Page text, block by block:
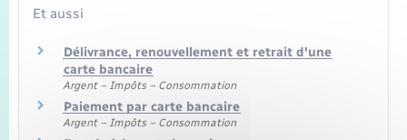
Et aussi
Délivrance, renouvellement et retrait d'une
carte bancaire
Argent – Impôts – Consommation
Paiement par carte bancaire
Argent – Impôts – Consommation